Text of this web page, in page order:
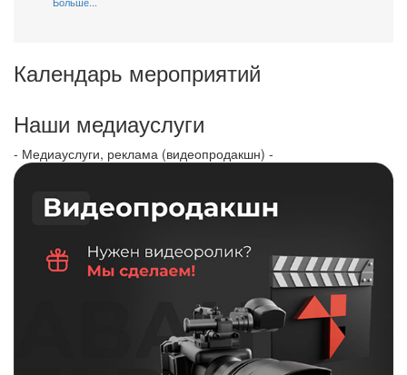
Календарь мероприятий
Наши медиауслуги
- Медиауслуги, реклама (видеопродакшн) -